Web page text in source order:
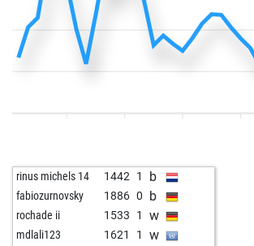
rinus michels 14 1442 1 b
fabiozurnovsky 1886 0 b
rochade ii 1533 1 w
mdlali123 1621 1 w